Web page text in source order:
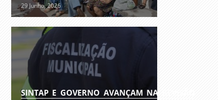
29 Junho, 2026
SINTAP E GOVERNO AVANÇAM NA REVISÃO